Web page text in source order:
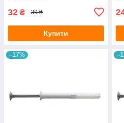
32 ₴ 39 ₴
Купити
–17%